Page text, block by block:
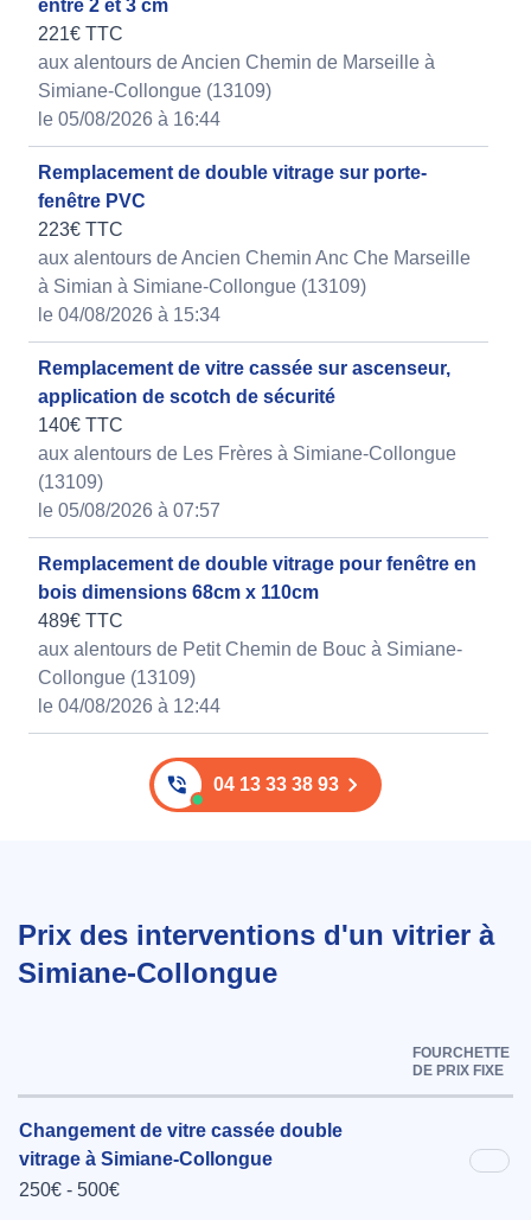
entre 2 et 3 cm
221€ TTC
aux alentours de Ancien Chemin de Marseille à
Simiane-Collongue (13109)
le 05/08/2026 à 16:44
Remplacement de double vitrage sur porte-
fenêtre PVC
223€ TTC
aux alentours de Ancien Chemin Anc Che Marseille
à Simian à Simiane-Collongue (13109)
le 04/08/2026 à 15:34
Remplacement de vitre cassée sur ascenseur,
application de scotch de sécurité
140€ TTC
aux alentours de Les Frères à Simiane-Collongue
(13109)
le 05/08/2026 à 07:57
Remplacement de double vitrage pour fenêtre en
bois dimensions 68cm x 110cm
489€ TTC
aux alentours de Petit Chemin de Bouc à Simiane-
Collongue (13109)
le 04/08/2026 à 12:44
04 13 33 38 93
Prix des interventions d'un vitrier à
Simiane-Collongue
FOURCHETTE
DE PRIX FIXE
Changement de vitre cassée double
vitrage à Simiane-Collongue
250€ - 500€